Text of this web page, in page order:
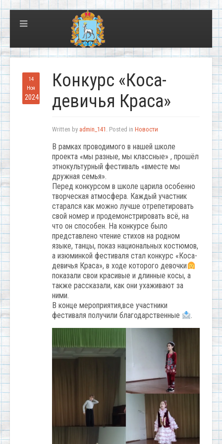
14
Ноя
2024
Конкурс «Коса-
девичья Краса»
Written by admin_141 . Posted in Новости
В рамках проводимого в нашей школе
проекта «мы разные, мы классные» , прошёл
этнокультурный фестиваль «вместе мы
дружная семья».
Перед конкурсом в школе царила особенно
творческая атмосфера. Каждый участник
старался как можно лучше отрепетировать
свой номер и продемонстрировать всё, на
что он способен. На конкурсе было
представлено чтение стихов на родном
языке, танцы, показ национальных костюмов,
а изюминкой фестиваля стал конкурс «Коса-
девичья Краса», в ходе которого девочки
показали свои красивые и длинные косы, а
также рассказали, как они ухаживают за
ними.
В конце мероприятия,все участники
фестиваля получили благодарственные
.